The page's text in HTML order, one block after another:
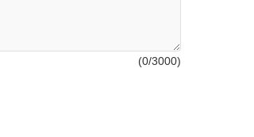
(0/3000)